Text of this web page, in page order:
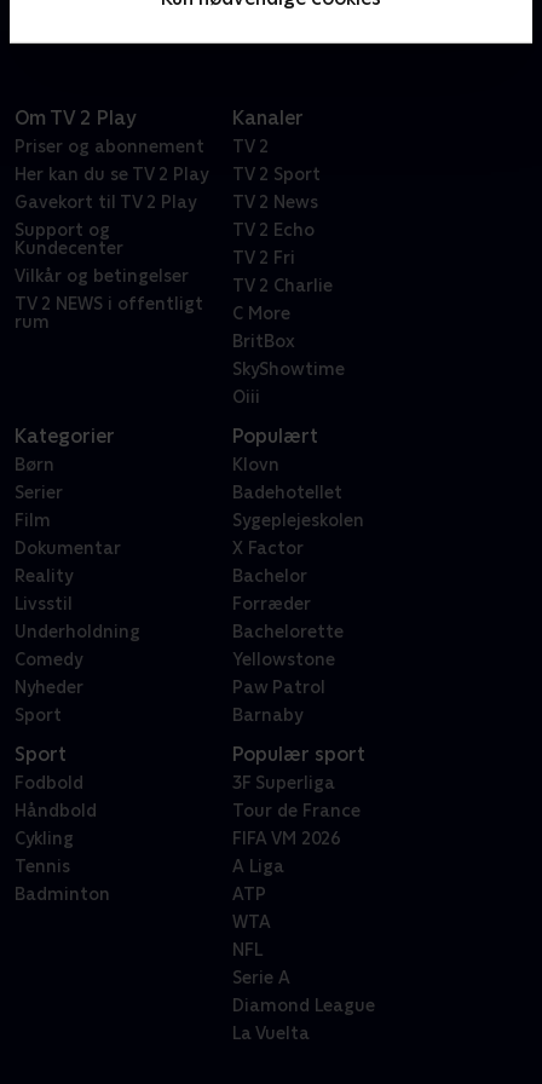
Om TV 2 Play
Priser og abonnement
Her kan du se TV 2 Play
Gavekort til TV 2 Play
Support og
Kundecenter
Vilkår og betingelser
TV 2 NEWS i offentligt
rum
Kanaler
TV 2
TV 2 Sport
TV 2 News
TV 2 Echo
TV 2 Fri
TV 2 Charlie
C More
BritBox
SkyShowtime
Oiii
Kategorier
Børn
Serier
Film
Dokumentar
Reality
Livsstil
Underholdning
Comedy
Nyheder
Sport
Populært
Klovn
Badehotellet
Sygeplejeskolen
X Factor
Bachelor
Forræder
Bachelorette
Yellowstone
Paw Patrol
Barnaby
Sport
Fodbold
Håndbold
Cykling
Tennis
Badminton
Populær sport
3F Superliga
Tour de France
FIFA VM 2026
A Liga
ATP
WTA
NFL
Serie A
Diamond League
La Vuelta